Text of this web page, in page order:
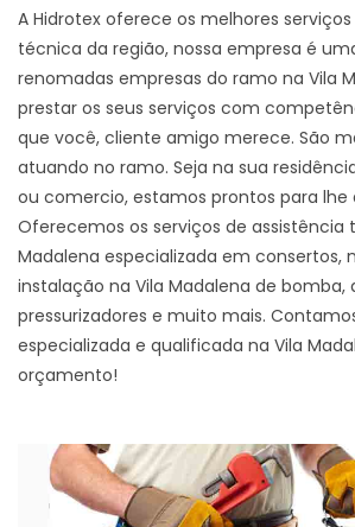
A Hidrotex oferece os melhores
técnica da região, nossa empresa é
renomadas empresas do ramo na Vila
prestar os seus serviços com
que você, cliente amigo merece. São
atuando no ramo. Seja na sua
ou comercio, estamos prontos para lhe
Oferecemos os serviços de assistência
Madalena especializada em consertos,
instalação na Vila Madalena de bomba,
pressurizadores e muito mais.
especializada e qualificada na Vila
orçamento!